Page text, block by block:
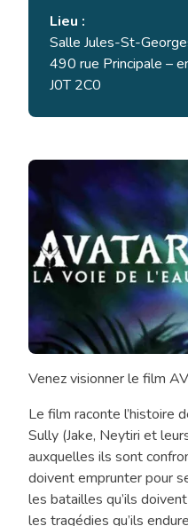
Lieu :
Salle Jules-St-
490 rue Principale –
J0T 2C0
Cinéma
famille
Venez visionner le film
Le film raconte l’histoire
Sully (Jake, Neytiri et
auxquelles ils sont
doivent emprunter pour
les batailles qu’ils
les tragédies qu’ils